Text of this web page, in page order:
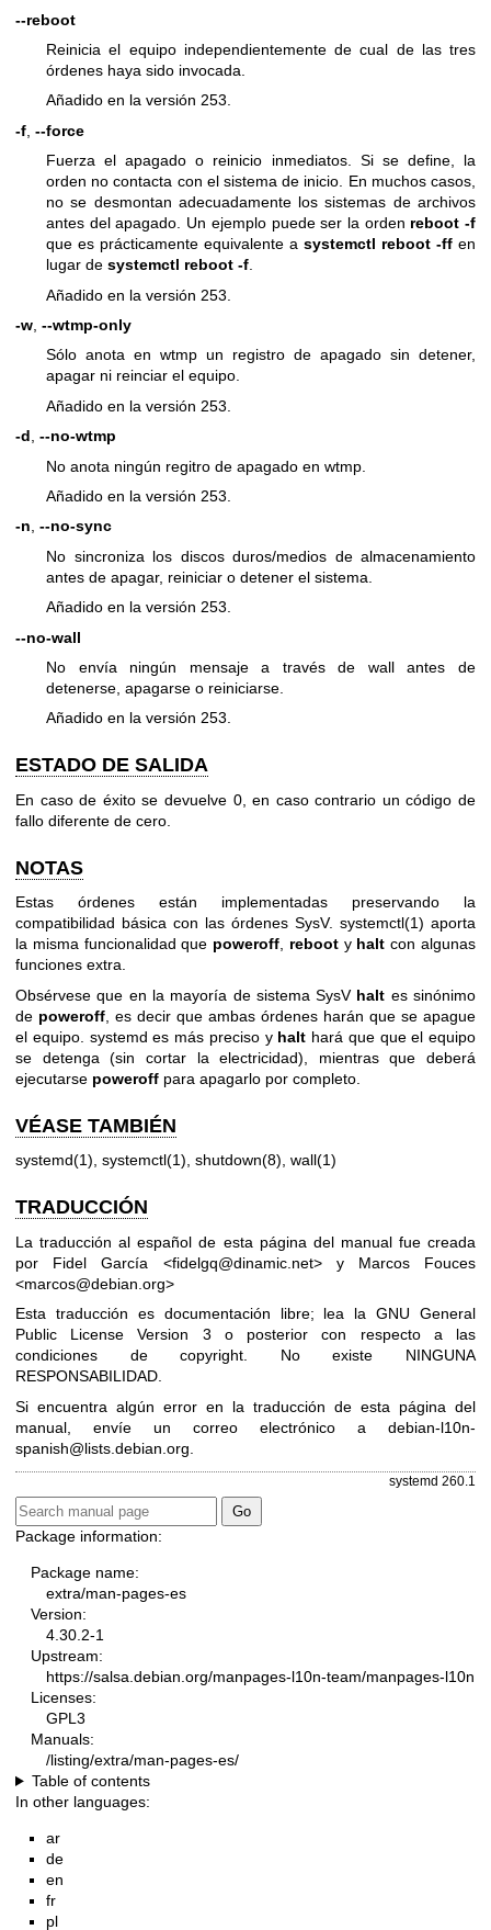
--reboot
Reinicia el equipo independientemente de cual de las tres
órdenes haya sido invocada.
Añadido en la versión 253.
-f --force
Fuerza el apagado o reinicio inmediatos. Si se define, la
orden no contacta con el sistema de inicio. En muchos casos,
no se desmontan adecuadamente los sistemas de archivos
antes del apagado. Un ejemplo puede ser la orden reboot -f
que es prácticamente equivalente a systemctl reboot -ff en
lugar de systemctl reboot -f.
Añadido en la versión 253.
-w --wtmp-only
Sólo anota en wtmp un registro de apagado sin detener,
apagar ni reinciar el equipo.
Añadido en la versión 253.
-d, --no-wtmp
No anota ningún regitro de apagado en wtmp.
Añadido en la versión 253.
-n, --no-sync
No sincroniza los discos duros/medios de almacenamiento
antes de apagar, reiniciar o detener el sistema.
Añadido en la versión 253.
--no-wall
No envía ningún mensaje a través de wall antes de
detenerse, apagarse o reiniciarse.
Añadido en la versión 253.
ESTADO DE SALIDA
En caso de éxito se devuelve 0, en caso contrario un código de
fallo diferente de cero.
NOTAS
Estas órdenes están implementadas preservando la
compatibilidad básica con las órdenes SysV. systemctl(1) aporta
la misma funcionalidad que poweroff, rebooty halt con algunas
funciones extra.
Obsérvese que en la mayoría de sistema SysV halt es sinónimo
de poweroff , es decir que ambas órdenes harán que se apague
el equipo. systemd es más preciso y halt hará que que el equipo
se detenga (sin cortar la electricidad), mientras que deberá
ejecutarse poweroff para apagarlo por completo.
VÉASE TAMBIÉN
systemd(1), systemctl(1), shutdown(8), wall(1)
TRADUCCIÓN
La traducción al español de esta página del manual fue creada
por Fidel García <fidelgq@dinamic.net> y Marcos Fouces
<marcos@debian.org>
Esta traducción es documentación libre; lea laGNU General
Public License Version 3 o posterior con respecto a las
condiciones de copyright. No existe NINGUNA
RESPONSABILIDAD.
Si encuentra algún error en la traducción de esta página del
manual, envíe un correo electrónico a debian-l10n-
spanish@lists.debian.org
systemd 260.1
Package information:
Package name:
extra/man-pages-es
Version:
4.30.2-1
Upstream:
https://salsa.debian.org/manpages-l10n-team/manpages-l10n
Licenses:
GPL3
Manuals:
/listing/extra/man-pages-es/
Table of contents
In other languages:
ar
de
en
fr
pl